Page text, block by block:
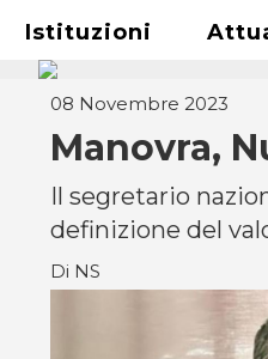
Istituzioni
08 Novembre 2023
Manovra,
Il segretario
definizione del
Di NS